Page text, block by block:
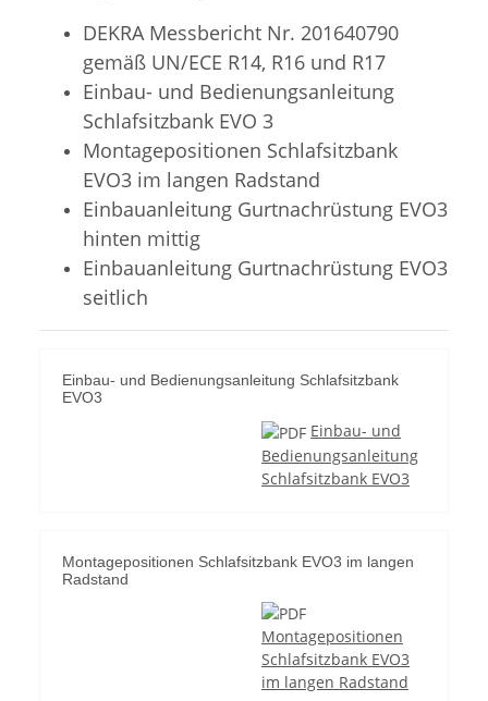
DEKRA Messbericht Nr. 201640790
gemäß UN/ECE R14, R16 und R17
Einbau- und Bedienungsanleitung
Schlafsitzbank EVO 3
Montagepositionen Schlafsitzbank
EVO3 im langen Radstand
Einbauanleitung Gurtnachrüstung EVO3
hinten mittig
Einbauanleitung Gurtnachrüstung EVO3
seitlich
Einbau- und Bedienungsanleitung Schlafsitzbank
EVO3
Einbau- und
Bedienungsanleitung
Schlafsitzbank EVO3
Montagepositionen Schlafsitzbank EVO3 im langen
Radstand
Montagepositionen
Schlafsitzbank EVO3
im langen Radstand